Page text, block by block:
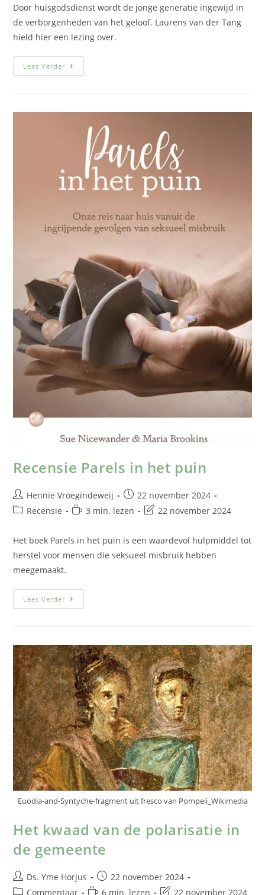
Door huisgodsdienst wordt de jonge generatie ingewijd in
de verborgenheden van het geloof. Laurens van der Tang
hield hier een lezing over.
Lees Verder
Recensie Parels in het puin
Hennie Vroegindeweij
22 november 2024
Recensie
3 min. lezen 22 november 2024
Het boek Parels in het puin is een waardevol hulpmiddel tot
herstel voor mensen die seksueel misbruik hebben
meegemaakt.
Lees Verder
Euodia-and-Syntyche-fragment uit fresco van Pompeii_Wikimedia
Het kwaad van de polarisatie in
de gemeente
Ds. Yme Horjus
22 november 2024
Commentaar
6 min. lezen 22 november 2024